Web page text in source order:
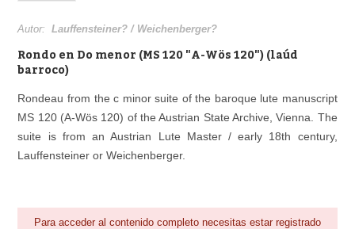
Biblioteca
Reproductor
Autor:Lauffensteiner? / Weichenberger?
Rondo en Do menor (MS 120 "A-Wös 120") (laúd
barroco)
Rondeau from the c minor suite of the baroque lute manuscript
MS 120 (A-Wös 120) of the Austrian State Archive, Vienna. The
suite is from an Austrian Lute Master / early 18th century,
Lauffensteiner or Weichenberger.
Para acceder al contenido completo necesitas estar registrado